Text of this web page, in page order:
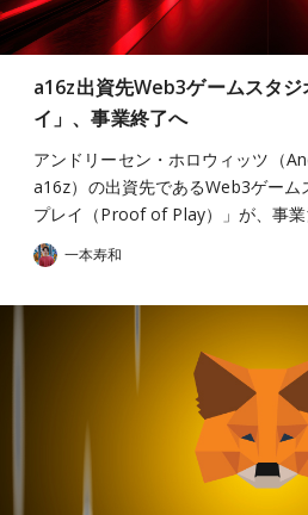
a16z出資先Web3ゲームスタ
イ」、事業終了へ
アンドリーセン・ホロウィッツ（
a16z）の出資先であるWeb3ゲー
プレイ（Proof of Play）」が、事
一本寿和